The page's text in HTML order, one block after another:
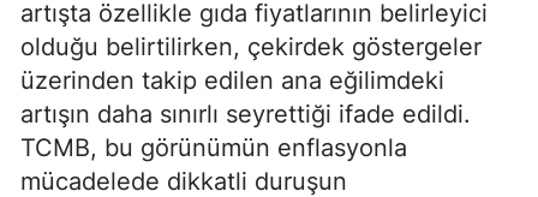
artışta özellikle gıda fiyatlarının belirleyici
olduğu belirtilirken, çekirdek göstergeler
üzerinden takip edilen ana eğilimdeki
artışın daha sınırlı seyrettiği ifade edildi.
TCMB, bu görünümün enflasyonla
mücadelede dikkatli duruşun